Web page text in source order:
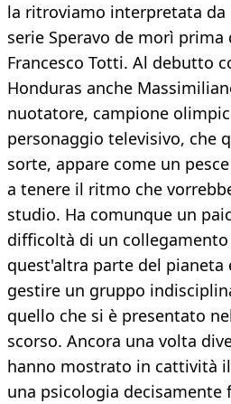
la ritroviamo interpretata da
serie Speravo de morì
Francesco Totti. Al debutto
Honduras anche
nuotatore, campione
personaggio televisivo, che
sorte, appare come un
a tenere il ritmo che
studio. Ha comunque un
difficoltà di un
quest'altra parte del pianeta
gestire un gruppo
quello che si è presentato
scorso. Ancora una volta
hanno mostrato in cattività
una psicologia decisamente